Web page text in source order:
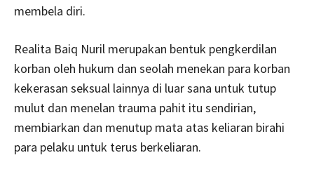
membela diri.
Realita Baiq Nuril merupakan bentuk pengkerdilan
korban oleh hukum dan seolah menekan para korban
kekerasan seksual lainnya di luar sana untuk tutup
mulut dan menelan trauma pahit itu sendirian,
membiarkan dan menutup mata atas keliaran birahi
para pelaku untuk terus berkeliaran.